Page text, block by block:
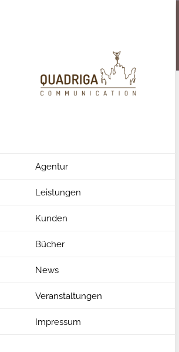
Agentur
Leistungen
Kunden
Bücher
News
Veranstaltungen
Impressum